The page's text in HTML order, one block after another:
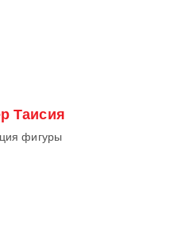
Таисия
фигуры